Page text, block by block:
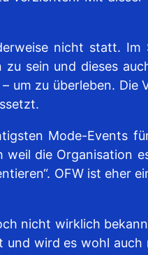
nicht statt. Im
sein und dieses
um zu überleben.
Mode-Events
die Organisation
OFW ist eher
nicht wirklich
wird es wohl